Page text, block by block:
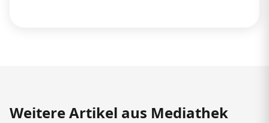
Weitere Artikel aus Mediathek